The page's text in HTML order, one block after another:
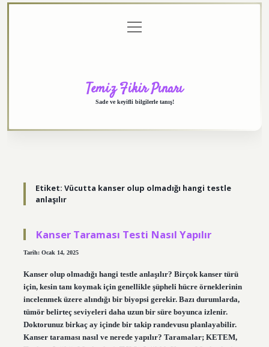
menüyü
aç
Temiz Fikir Pınarı
Sade ve keyifli bilgilerle tanış!
Etiket: Vücutta kanser olup olmadığı hangi testle
anlaşılır
Kanser Taraması Testi Nasıl Yapılır
Tarih: Ocak 14, 2025
Kanser olup olmadığı hangi testle anlaşılır? Birçok kanser türü
için, kesin tanı koymak için genellikle şüpheli hücre örneklerinin
incelenmek üzere alındığı bir biyopsi gerekir. Bazı durumlarda,
tümör belirteç seviyeleri daha uzun bir süre boyunca izlenir.
Doktorunuz birkaç ay içinde bir takip randevusu planlayabilir.
Kanser taraması nasıl ve nerede yapılır? Taramalar; KETEM,